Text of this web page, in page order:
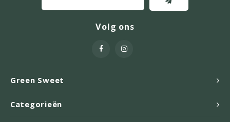
Green Sweet
Volg ons
Categorieën